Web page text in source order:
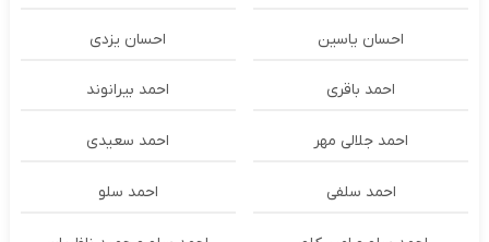
احسان یاسین احسان یزدی
احمد باقری احمد بیرانوند
احمد جلالی مهر احمد سعیدی
احمد سلفی احمد سلو